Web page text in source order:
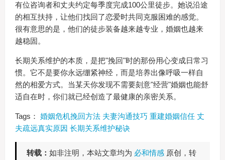
有位咨询者和丈夫约定每季度完成100公里徒步。她说沿途
的相互扶持，让他们找回了恋爱时共同克服困难的感觉。
很有意思的是，他们的徒步装备越来越专业，婚姻也越来
越稳固。
长期关系维护的本质，是把"挽回"时的那份用心变成日常习
惯。它不是要你永远绷紧神经，而是培养出像呼吸一样自
然的相爱方式。当某天你发现不需要刻意"经营"婚姻也能舒
适自在时，你们就已经创造了最健康的亲密关系。
Tags： 婚姻危机挽回方法 夫妻沟通技巧 重建婚姻信任 丈
夫疏远真实原因 长期关系维护秘诀
转载： 如非注明，本站文章均为 必和情感原创，转